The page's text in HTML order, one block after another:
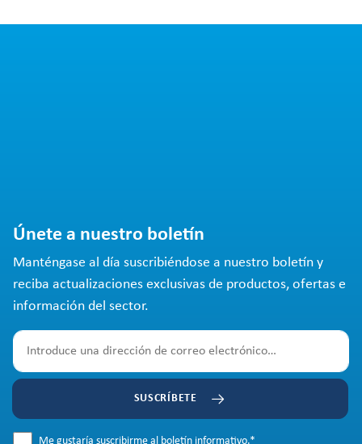
Únete a nuestro boletín
Manténgase al día suscribiéndose a nuestro boletín y
reciba actualizaciones exclusivas de productos, ofertas e
información del sector.
SUSCRÍBETE
Me gustaría suscribirme al boletín informativo.*